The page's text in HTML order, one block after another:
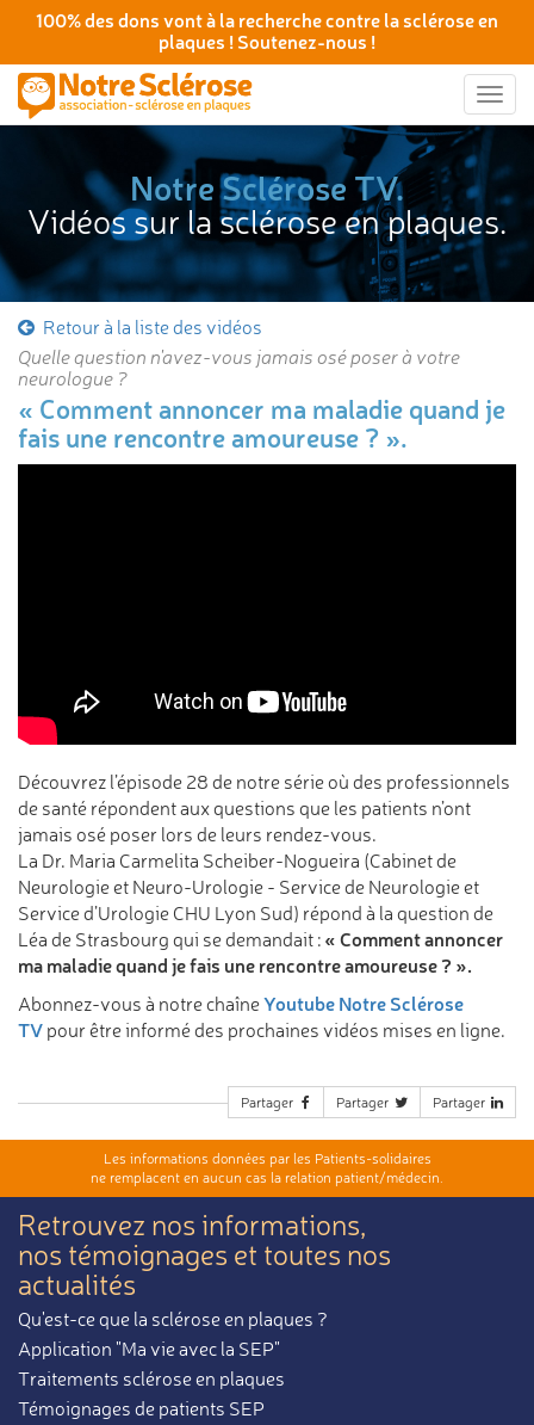
100% des dons vont à la recherche contre la sclérose en
plaques ! Soutenez-nous !
Notre Sclérose TV.
Vidéos sur la sclérose en plaques.
Retour à la liste des vidéos
Quelle question n'avez-vous jamais osé poser à votre
neurologue ?
« Comment annoncer ma maladie quand je
fais une rencontre amoureuse ? ».
Découvrez l’épisode 28 de notre série où des professionnels
de santé répondent aux questions que les patients n’ont
jamais osé poser lors de leurs rendez-vous.
La Dr. Maria Carmelita Scheiber-Nogueira (Cabinet de
Neurologie et Neuro-Urologie - Service de Neurologie et
Service d’Urologie CHU Lyon Sud) répond à la question de
Léa de Strasbourg qui se demandait : « Comment annoncer
ma maladie quand je fais une rencontre amoureuse ? ».
Abonnez-vous à notre chaîneYoutube Notre Sclérose
TV pour être informé des prochaines vidéos mises en ligne.
Partager Partager Partager
Les informations données par les Patients-solidaires
ne remplacent en aucun cas la relation patient/médecin.
Retrouvez nos informations,
nos témoignages et toutes nos
actualités
Qu'est-ce que la sclérose en plaques ?
Application "Ma vie avec la SEP"
Traitements sclérose en plaques
Témoignages de patients SEP